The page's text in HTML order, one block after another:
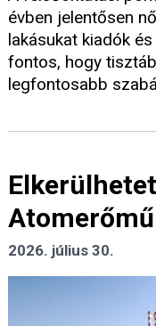
évben jelentősen
lakásukat kiadók
fontos, hogy
legfontosabb
2026. július 30.